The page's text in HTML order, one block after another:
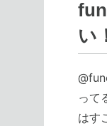
い
って
はす